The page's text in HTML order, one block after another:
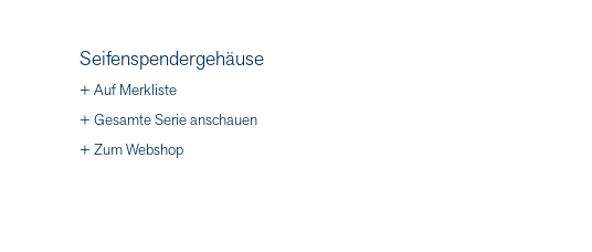
Seifenspendergehäuse
+ Auf Merkliste
+ Gesamte Serie anschauen
+ Zum Webshop